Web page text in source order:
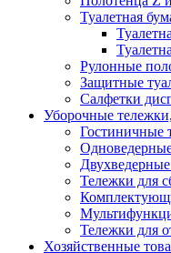
Туалетная
Рулонные
Защитные
Салфетки
Уборочные
Гостиничные
Тележки для
Тележки для
Хозяйственные